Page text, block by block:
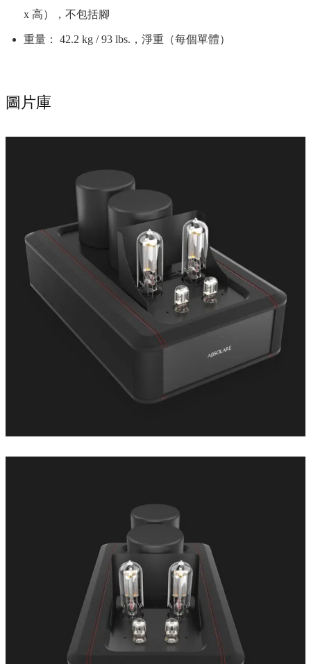
x 高），不包括腳
重量： 42.2 kg / 93 lbs.，淨重（每個單體）
圖片庫